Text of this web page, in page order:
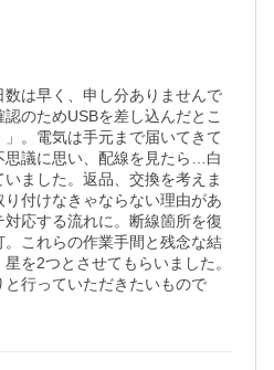
は早く、申し分ありませんで
のためUSBを差し込んだとこ
。電気は手元まで届いてきて
議に思い、配線を見たら…白
ました。返品、交換を考えま
付けなきゃならない理由があ
応する流れに。断線箇所を復
これらの作業手間と残念な結
を2つとさせてもらいました。
行っていただきたいもので